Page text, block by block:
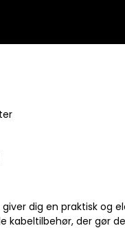
dig en praktisk og
kabeltilbehør, der gør